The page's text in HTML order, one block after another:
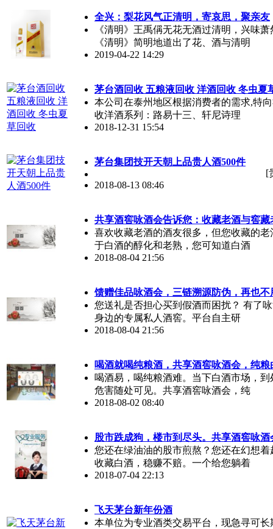
全兴：梨花风气正清明，寄哀思，聚亲友
《清明》王禹偁无花无酒过清明，兴味
《清明》简明地道出了花、酒与清明
2019-04-22 14:29
茅台酒回收 五粮液回收 洋酒回收 冬虫夏
本公司在泰州地区根据消费者的需求,特
收洋酒系列：路易十三、轩尼诗理
2018-12-31 15:54
茅台集团技开天朝上品贵人酒500件
2018-08-13 08:46
[
共享酒窖咏酒会告诉您：收藏老酒与窖藏
喜欢收藏老酒的酒友很多，但您收藏的
于白酒的醇化和老熟，您可知道白酒
2018-08-04 21:56
馈赠佳品咏酒会，三链溯源防伪，再也
您送礼是否担心买到假酒而困扰？ 有了
身边的专属私人酒窖。平台自主研
2018-08-04 21:56
喝酒就喝纯粮酒，共享酒窖咏酒会，纯
喝酒易，喝纯粮酒难。当下白酒市场，
危害随处可见。共享酒窖咏酒会，纯
2018-08-02 08:40
股市跌成狗，楼市到尽头。共享酒窖咏
您还在绿油油的股市煎熬？您还在幻想
收藏白酒，稳赚不赔。一个给您躺着
2018-07-04 22:13
飞天茅台新年份酒
本单位为专业酒类交易平台，现急寻可